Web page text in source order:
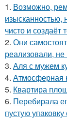
1. Возможно,
изысканностью,
чисто и
2. Они
реализовали,
3. Аля с мужем
4. Атмосферная
5. Квартира
6. Перебирала
пустую упаковку